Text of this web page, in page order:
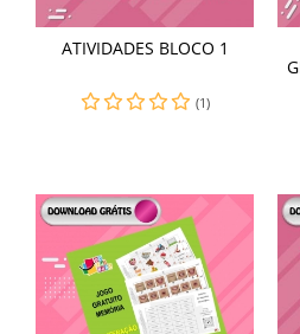
ATIVIDADES BLOCO 1
(1)